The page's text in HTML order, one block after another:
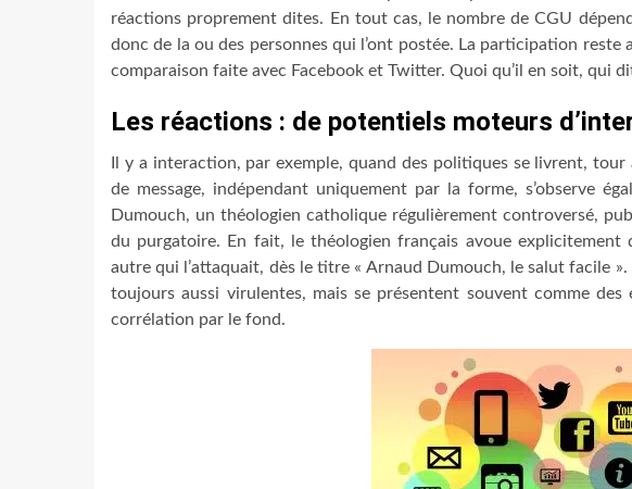
réactions proprement dites. En tout cas, le nombre de CGU
donc de la ou des personnes qui l’ont postée. La participation reste
comparaison faite avec Facebook et Twitter. Quoi qu’il en soit, qui
Les réactions : de potentiels moteurs
Il y a interaction, par exemple, quand des politiques se livrent,
de message, indépendant uniquement par la forme, s’observe
Dumouch, un théologien catholique régulièrement controversé,
du purgatoire. En fait, le théologien français avoue
autre qui l’attaquait, dès le titre « Arnaud Dumouch, le salut facile
toujours aussi virulentes, mais se présentent souvent comme
corrélation par le fond.